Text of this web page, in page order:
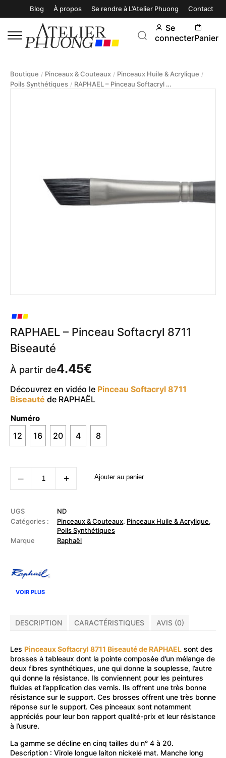
Blog À propos Se rendre à L’Atelier Phuong Contact
Se
connecterPanier
Boutique / Pinceaux & Couteaux / Pinceaux Huile & Acrylique /
Poils Synthétiques / RAPHAEL – Pinceau Softacryl 8711 Biseauté
RAPHAEL – Pinceau Softacryl 8711
Biseauté
À partir de4.45€
Découvrez en vidéo le Pinceau Softacryl 8711
Biseauté de RAPHAËL
Numéro
12 16 20 4 8
‒
quantité
de
Softacryl
8711
Biseauté
+ Ajouter au panier
UGS
ND
Catégories :
Pinceaux & Couteaux, Pinceaux Huile & Acrylique,
Poils Synthétiques
Marque
Raphaël
VOIR PLUS
DESCRIPTION CARACTÉRISTIQUES AVIS (0)
Les Pinceaux Softacryl 8711 Biseauté de RAPHAEL sont des
brosses à tableaux dont la pointe composée d’un mélange de
deux fibres synthétiques, une qui donne la souplesse, l’autre
qui donne la résistance. Ils conviennent pour les peintures
fluides et l’application des vernis. Ils offrent une très bonne
résistance sur le support. Ces brosses offrent une très bonne
réponse sur le support. Ces pinceaux sont notamment
appréciés pour leur bon rapport qualité-prix et leur résistance
à l’usure.
La gamme se décline en cinq tailles du n° 4 à 20.
Description : Virole longue laiton nickelé mat. Manche long